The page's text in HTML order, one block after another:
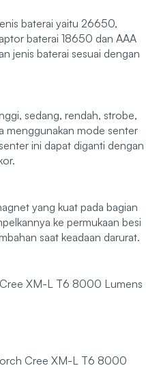
baterai yaitu 26650,
baterai 18650 dan AAA
jenis baterai sesuai dengan
sedang, rendah, strobe,
menggunakan mode senter
ini dapat diganti dengan
yang kuat pada bagian
ke permukaan besi
saat keadaan darurat.
XM-L T6 8000 Lumens
Cree XM-L T6 8000